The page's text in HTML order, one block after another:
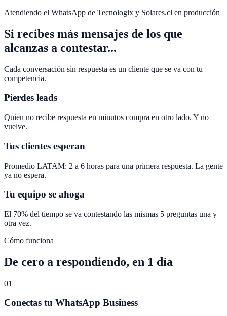
Atendiendo el WhatsApp de Tecnologix y Solares.cl en producción
Si recibes más mensajes de los que
alcanzas a contestar...
Cada conversación sin respuesta es un cliente que se va con tu
competencia.
Pierdes leads
Quien no recibe respuesta en minutos compra en otro lado. Y no
vuelve.
Tus clientes esperan
Promedio LATAM: 2 a 6 horas para una primera respuesta. La gente
ya no espera.
Tu equipo se ahoga
El 70% del tiempo se va contestando las mismas 5 preguntas una y
otra vez.
Cómo funciona
De cero a respondiendo, en 1 día
01
Conectas tu WhatsApp Business